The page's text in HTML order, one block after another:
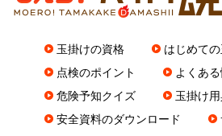
玉掛けの資格
はじめて
点検のポイント
よくあ
危険予知クイズ
玉掛け
安全資料のダウンロード